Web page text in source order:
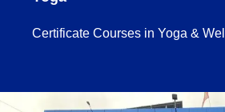
Certificate Courses in Yoga &